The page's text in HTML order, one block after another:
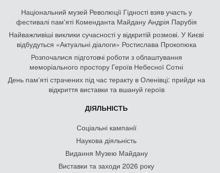
Національний музей Революції Гідності взяв участь у
фестивалі пам'яті Коменданта Майдану Андрія Парубія
Найважливіші виклики сучасності у відкритій розмові. У Києві
відбудуться «Актуальні діалоги» Ростислава Прокопюка
Розпочалися підготовчі роботи з облаштування
меморіального простору Героїв Небесної Сотні
День памʼяті страчених під час теракту в Оленівці: прийди на
відкриття виставки та вшануй героїв
ДІЯЛЬНІСТЬ
Соціальні кампанії
Наукова діяльність
Видання Музею Майдану
Виставки та заходи 2026 року